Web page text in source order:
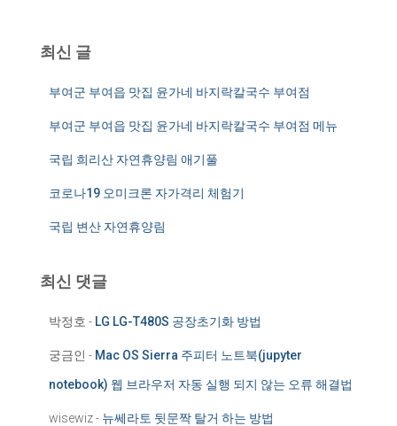
최신 글
부여군 부여읍 맛집 윤가네 바지락칼국수 부여점
부여군 부여읍 맛집 윤가네 바지락칼국수 부여점 메뉴
국립 희리산 자연휴양림 애기풀
코로나19 오미크론 자가격리 체험기
국립 변산 자연휴양림
최신 댓글
박정호 - LG LG-T480S 공장초기화 방법
궁금인 - Mac OS Sierra 주피터 노트북(jupyter
notebook) 웹 브라우저 자동 실행 되지 않는 오류 해결법
wisewiz- 뉴쎄라토 뒷문짝 탈거 하는 방법